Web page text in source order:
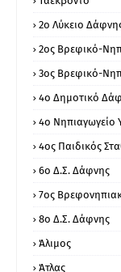
2ο Λύκειο
2ος Βρεφικό-
3ος Βρεφικό-
4ο Δημοτικό
4ο Νηπιαγωγείο
4ος Παιδικός
6ο Δ.Σ. Δάφνης
7ος
8ο Δ.Σ. Δάφνης
Άλιμος
Άτλας